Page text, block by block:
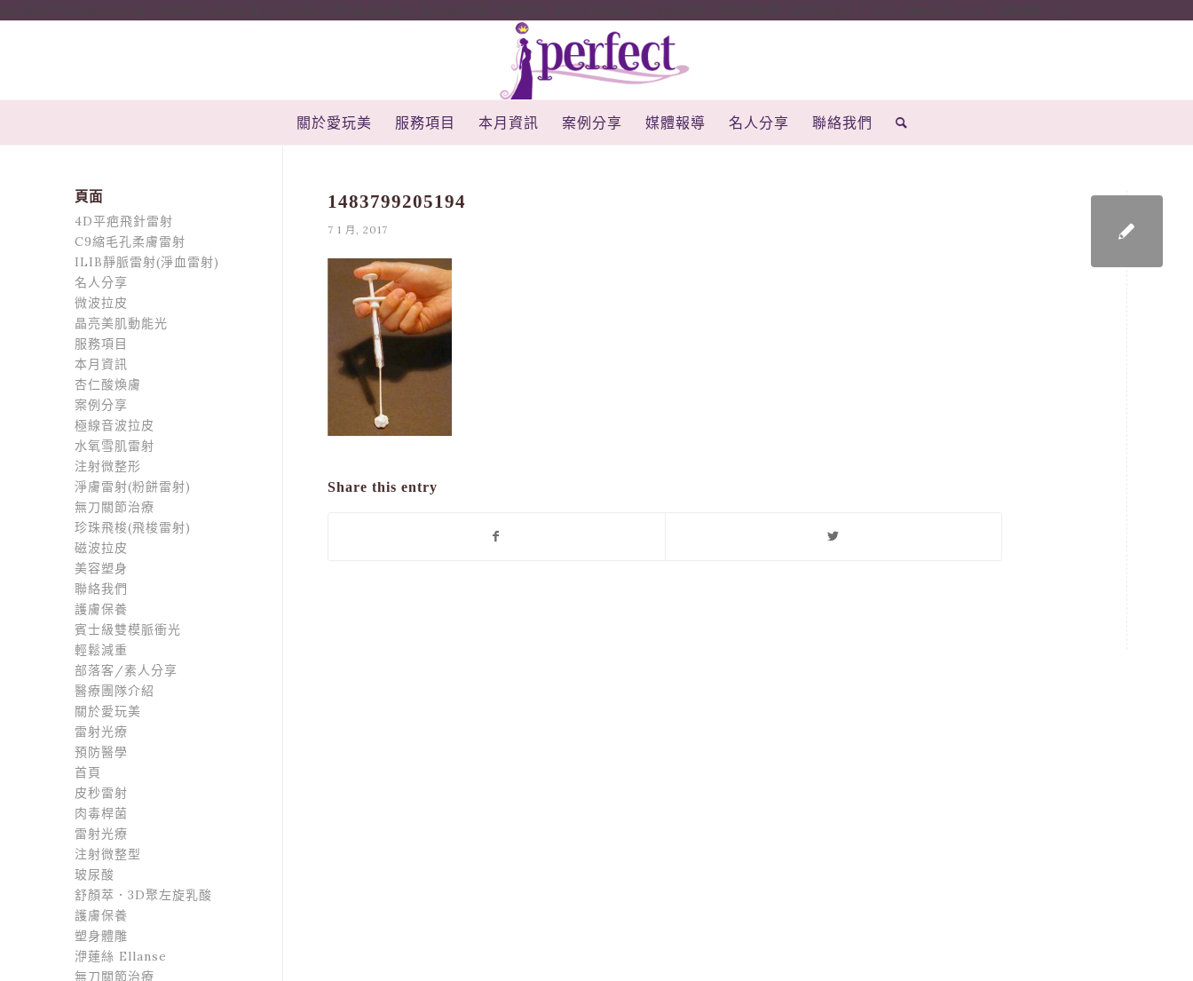
關於愛玩美 服務項目 本月資訊 案例分享 媒體報導 名人分享 聯絡我們
1483799205194
7 1 月, 2017
Share this entry
頁面
4D平疤飛針雷射
C9縮毛孔柔膚雷射
ILIB靜脈雷射(淨血雷射)
名人分享
微波拉皮
晶亮美肌動能光
服務項目
本月資訊
杏仁酸煥膚
案例分享
極線音波拉皮
水氧雪肌雷射
注射微整形
淨膚雷射(粉餅雷射)
無刀關節治療
珍珠飛梭(飛梭雷射)
磁波拉皮
美容塑身
聯絡我們
護膚保養
賓士級雙模脈衝光
輕鬆減重
部落客/素人分享
醫療團隊介紹
關於愛玩美
雷射光療
預防醫學
首頁
皮秒雷射
肉毒桿菌
雷射光療
注射微整型
玻尿酸
舒顏萃．3D聚左旋乳酸
護膚保養
塑身體雕
洢蓮絲 Ellanse
無刀關節治療